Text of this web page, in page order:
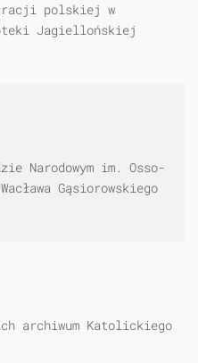
polskiej w
Jagiellońskiej
Narodowym im. Osso-
Gąsiorowskiego
archiwum Katolickiego